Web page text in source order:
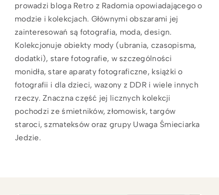
prowadzi bloga Retro z Radomia opowiadającego o
modzie i kolekcjach. Głównymi obszarami jej
zainteresowań są fotografia, moda, design.
Kolekcjonuje obiekty mody (ubrania, czasopisma,
dodatki), stare fotografie, w szczególności
monidła, stare aparaty fotograficzne, książki o
fotografii i dla dzieci, wazony z DDR i wiele innych
rzeczy. Znaczna część jej licznych kolekcji
pochodzi ze śmietników, złomowisk, targów
staroci, szmateksów oraz grupy Uwaga Śmieciarka
Jedzie.